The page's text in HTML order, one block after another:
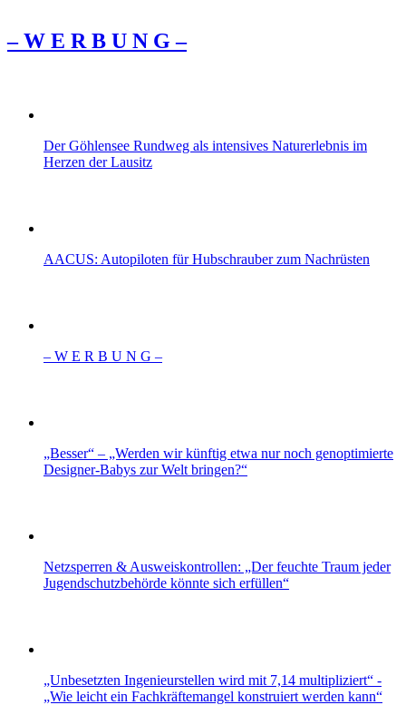
– W Ε R Β U Ν G –
Der Göhlensee Rundweg als intensives Naturerlebnis im
Herzen der Lausitz
AACUS: Autopiloten für Hubschrauber zum Nachrüsten
– W Ε R Β U Ν G –
„Besser“ – „Werden wir künftig etwa nur noch genoptimierte
Designer-Babys zur Welt bringen?“
Netzsperren & Ausweiskontrollen: „Der feuchte Traum jeder
Jugendschutzbehörde könnte sich erfüllen“
„Unbesetzten Ingenieurstellen wird mit 7,14 multipliziert“ -
„Wie leicht ein Fachkräftemangel konstruiert werden kann“